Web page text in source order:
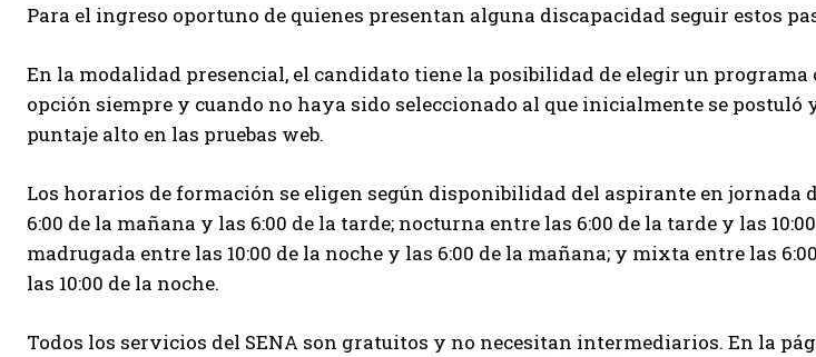
Para el ingreso oportuno de quienes presentan alguna discapacidad seguir estos
En la modalidad presencial, el candidato tiene la posibilidad de elegir un programa
opción siempre y cuando no haya sido seleccionado al que inicialmente se postuló
puntaje alto en las pruebas web.
Los horarios de formación se eligen según disponibilidad del aspirante en jornada
6:00 de la mañana y las 6:00 de la tarde; nocturna entre las 6:00 de la tarde y las
madrugada entre las 10:00 de la noche y las 6:00 de la mañana; y mixta entre las
las 10:00 de la noche.
Todos los servicios del SENA son gratuitos y no necesitan intermediarios. En la